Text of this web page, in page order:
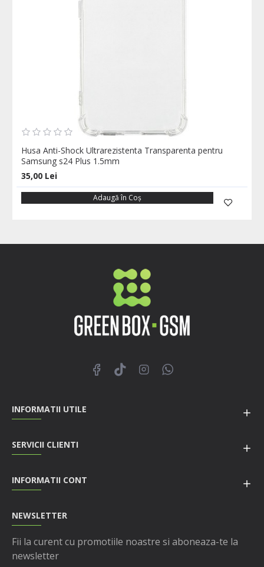
Husa Anti-Shock Ultrarezistenta Transparenta pentru
Samsung s24 Plus 1.5mm
35,00 Lei
Adaugă în Coş
INFORMATII UTILE
SERVICII CLIENTI
INFORMATII CONT
NEWSLETTER
Fii la curent cu promotiile noastre si aboneaza-te la
newsletter